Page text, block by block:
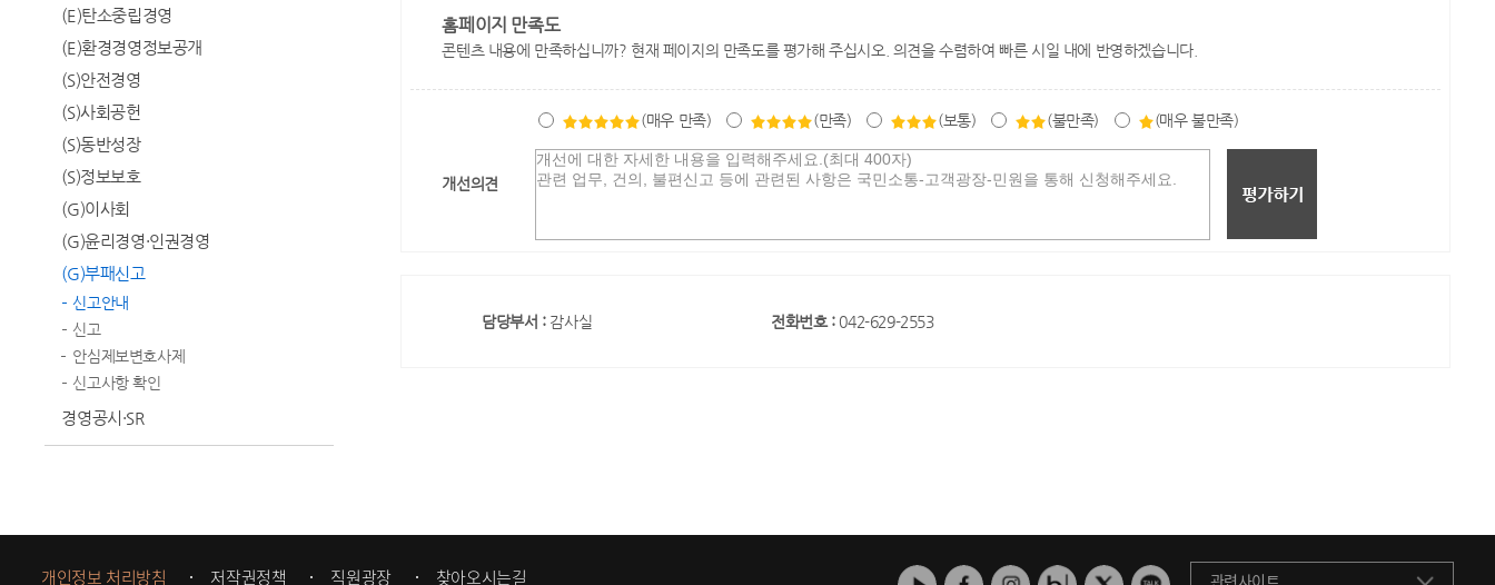
(E)탄소중립경영
(E)환경경영정보공개
(S)안전경영
(S)사회공헌
(S)동반성장
(S)정보보호
(G)이사회
(G)윤리경영·인권경영
(G)부패신고
신고안내
신고
안심제보변호사제
신고사항 확인
경영공시·SR
홈페이지 만족도
콘텐츠 내용에 만족하십니까? 현재 페이지의 만족도를 평가해 주십시오. 의견을 수렴하여 빠른 시일 내에 반영하겠습니다.
(매우 만족) (만족) (보통) (불만족) (매우 불만족)
개선의견
담당부서 : 감사실 전화번호 : 042-629-2553
개인정보 처리방침 저작권정책 직원광장 찾아오시는길 관련사이트